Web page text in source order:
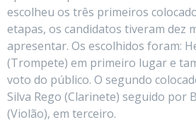
escolheu os três primeiros
etapas, os candidatos tiveram dez
apresentar. Os escolhidos foram:
(Trompete) em primeiro lugar e
voto do público. O segundo
Silva Rego (Clarinete) seguido por
(Violão), em terceiro.